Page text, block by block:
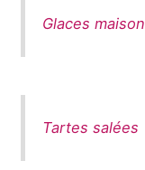
Glaces maison
Tartes salées